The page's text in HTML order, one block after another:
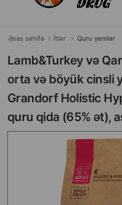
Əsas səhifə İtlər Quru yemlər
Lamb&Turkey və
orta və böyük cinsli
Grandorf Holistiс
quru qida (65% ət),